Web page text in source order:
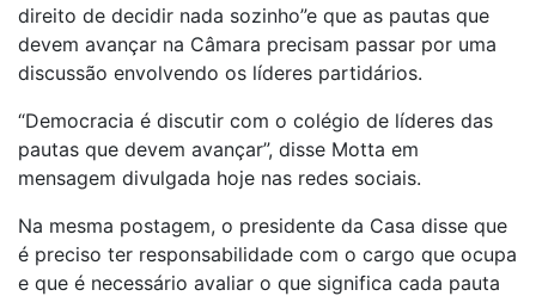
direito de decidir nada sozinho”e que as pautas que
devem avançar na Câmara precisam passar por uma
discussão envolvendo os líderes partidários.
“Democracia é discutir com o colégio de líderes das
pautas que devem avançar”, disse Motta em
mensagem divulgada hoje nas redes sociais.
Na mesma postagem, o presidente da Casa disse que
é preciso ter responsabilidade com o cargo que ocupa
e que é necessário avaliar o que significa cada pauta